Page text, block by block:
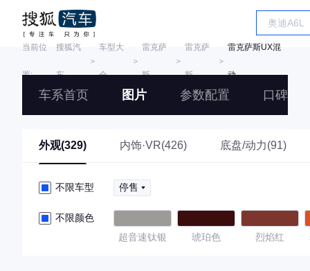
当前位
置:
搜狐汽
车
＞
车型大
全
＞
雷克萨
斯
＞
雷克萨
斯
＞
雷克萨斯UX混
动
车系首页 图片 参数配置 口碑
外观(329) 内饰·VR(426) 底盘/动力(91)
不限车型 停售
不限颜色
超音速钛银
琥珀色 烈焰红